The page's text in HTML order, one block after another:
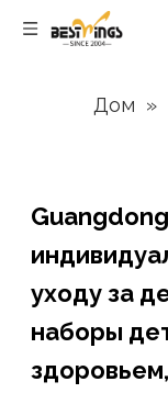
Дом »
уходу за
наборы